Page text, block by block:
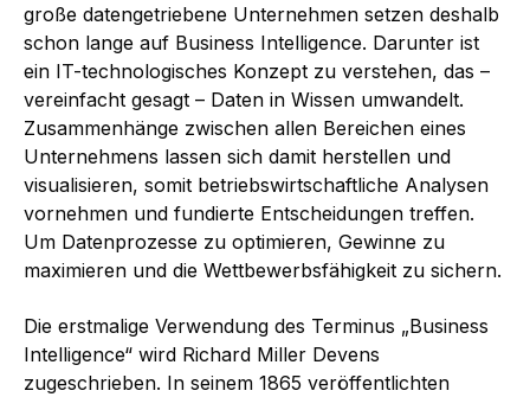
große datengetriebene Unternehmen setzen deshalb
schon lange auf Business Intelligence. Darunter ist
ein IT-technologisches Konzept zu verstehen, das –
vereinfacht gesagt – Daten in Wissen umwandelt.
Zusammenhänge zwischen allen Bereichen eines
Unternehmens lassen sich damit herstellen und
visualisieren, somit betriebswirtschaftliche Analysen
vornehmen und fundierte Entscheidungen treffen.
Um Datenprozesse zu optimieren, Gewinne zu
maximieren und die Wettbewerbsfähigkeit zu sichern.
Die erstmalige Verwendung des Terminus „Business
Intelligence“ wird Richard Miller Devens
zugeschrieben. In seinem 1865 veröffentlichten